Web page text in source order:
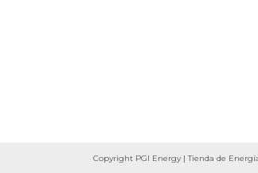
Copyright PGI Energy | Tienda de Energía